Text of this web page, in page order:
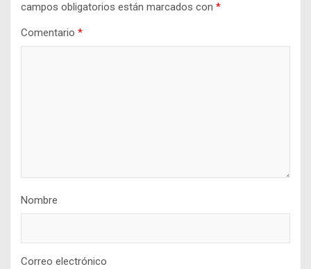
campos obligatorios están marcados con *
Comentario *
Nombre
Correo electrónico